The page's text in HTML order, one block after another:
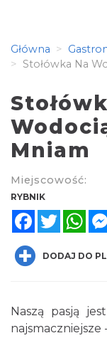
Główna
Stołówka Na
Mniam
Miejscowość:
RYBNIK
FacebookTwitter
DODAJ DO
Naszą pasją